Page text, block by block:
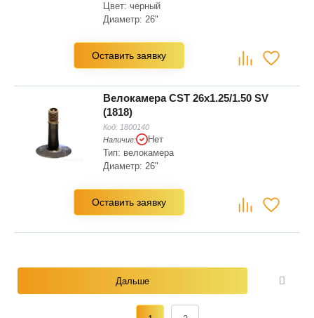
Цвет: черный
Диаметр: 26"
Вес: 210 г
Оставить заявку
Велокамера CST 26x1.25/1.50 SV
(1818)
Код: 1800140
Наличие:
Нет
Тип: велокамера
Диаметр: 26"
Оставить заявку
Дальше